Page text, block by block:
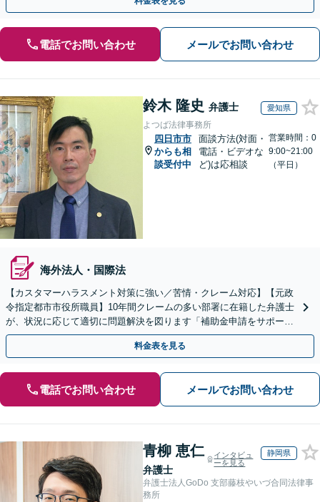
電話でお問い合わせ メールでお問い合わせ
鈴木 隆史 弁護士 愛知県
よつば法律事務所
四日市市
からも相
談受付中
面談方法(対面・
電話・ビデオな
ど)は応相談
営業時間：0
9:00~21:00
（平日）
海外法人・国際法
【カスタマーハラスメント対策に強い／苦情・クレーム対応】【元政
令指定都市市役所職員】10年間クレームの多い部署に在籍した弁護士
が、状況に応じて適切に問題解決を図ります「補助金申請をサポー
ト」【出張相談・WEB面談対応】
料金表を見る
電話でお問い合わせ メールでお問い合わせ
青柳 恵仁
弁護士
インタビュ
ーを見る
静岡県
弁護士法人GoDo 支部藤枝やいづ合同法律事
務所